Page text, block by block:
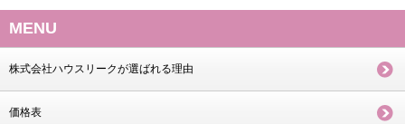
MENU
株式会社ハウスリークが選ばれる理由
価格表